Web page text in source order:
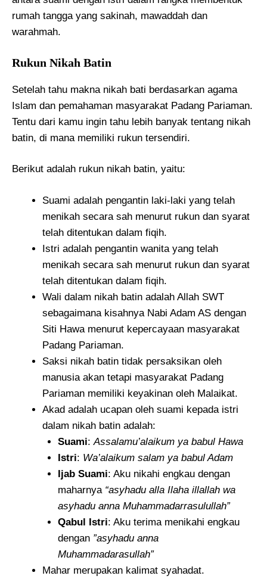
rumah tangga yang sakinah, mawaddah dan
warahmah.
Rukun Nikah Batin
Setelah tahu makna nikah bati berdasarkan agama
Islam dan pemahaman masyarakat Padang Pariaman.
Tentu dari kamu ingin tahu lebih banyak tentang nikah
batin, di mana memiliki rukun tersendiri.
Berikut adalah rukun nikah batin, yaitu:
Suami adalah pengantin laki-laki yang telah
menikah secara sah menurut rukun dan syarat
telah ditentukan dalam fiqih.
Istri adalah pengantin wanita yang telah
menikah secara sah menurut rukun dan syarat
telah ditentukan dalam fiqih.
Wali dalam nikah batin adalah Allah SWT
sebagaimana kisahnya Nabi Adam AS dengan
Siti Hawa menurut kepercayaan masyarakat
Padang Pariaman.
Saksi nikah batin tidak persaksikan oleh
manusia akan tetapi masyarakat Padang
Pariaman memiliki keyakinan oleh Malaikat.
Akad adalah ucapan oleh suami kepada istri
dalam nikah batin adalah:
Suami: Assalamu’alaikum ya babul Hawa
Istri: Wa’alaikum salam ya babul Adam
Ijab Suami: Aku nikahi engkau dengan
maharnya “asyhadu alla Ilaha illallah wa
asyhadu anna Muhammadarrasulullah”
Qabul Istri: Aku terima menikahi engkau
dengan”asyhadu anna
Muhammadarasullah”
Mahar merupakan kalimat syahadat.